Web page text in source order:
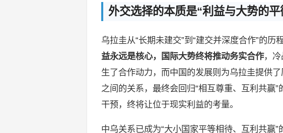
外交选择的本质是“利益与大势的平
乌拉圭从“长期未建交”到“建交并深度合作”的历
益永远是核心，国际大势终将推动务实合作，冷
生了合作动力，而中国的发展则为乌拉圭提供
之间的关系，最终会回归“相互尊重、互利共
干预，终将让位于现实利益的考量。
中乌关系已成为“大小国家平等相待、互利共赢